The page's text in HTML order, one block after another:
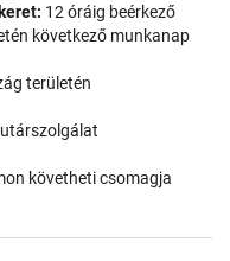
12 óráig beérkező
következő munkanap
területén
követheti csomagja